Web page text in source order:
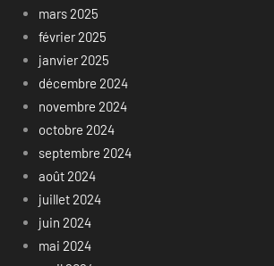
mars 2025
février 2025
janvier 2025
décembre 2024
novembre 2024
octobre 2024
septembre 2024
août 2024
juillet 2024
juin 2024
mai 2024